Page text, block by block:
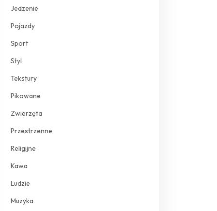
Jedzenie
Pojazdy
Sport
Styl
Tekstury
Pikowane
Zwierzęta
Przestrzenne
Religijne
Kawa
Ludzie
Muzyka